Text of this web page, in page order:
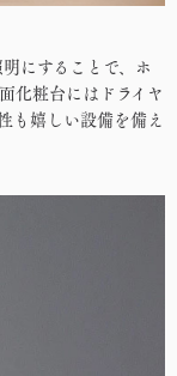
にすることで、ホ
化粧台にはドライヤ
も嬉しい設備を備え